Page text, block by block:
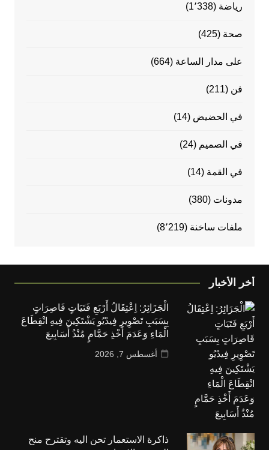
رياضة (1٬338)
صحة (425)
على مدار الساعة (664)
فن (211)
في الحضيض (14)
في الصميم (24)
في القمة (14)
مدونات (380)
ملفات ساخنة (8٬219)
أخر الأخبار
الْجَزَائِرُ: اِعْتِقَالُ أَرْبَعِ فَتَيَاتٍ قَاصِرَاتٍ
بِسَبَبِ تَصْوِيرِ فِيدْيُو يَشْتَكِينَ فِيهِ انْقِطَاعَ
الْمَاءِ وَعَدَمَ أَخْذِ حَمَّامٍ مُنْذُ أَسَابِيعَ
أغسطس 7, 2026
ذاكرة الاستعمار تحن اليه وتقترح منح